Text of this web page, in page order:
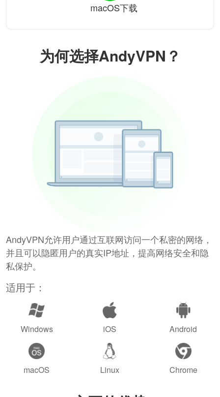
为何选择AndyVPN？
AndyVPN允许用户通过互联网访问一个私密的网络，
并且可以隐匿用户的真实IP地址，提高网络安全和隐
私保护。
适用于：
Windows iOS Android
macOS Linux Chrome
macOS下载